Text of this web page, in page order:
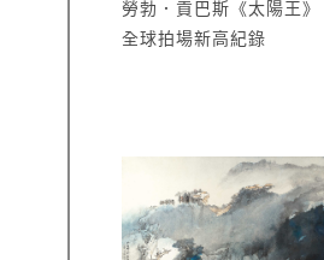
勞勃．貢巴斯《太陽王
全球拍場新高紀錄